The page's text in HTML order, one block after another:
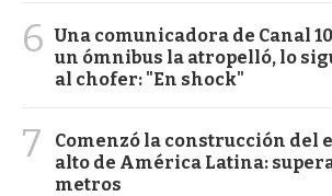
6 Una comunicadora de Canal
un ómnibus la atropelló, lo
al chofer: "En shock"
7
Comenzó la construcción del
alto de América Latina:
metros